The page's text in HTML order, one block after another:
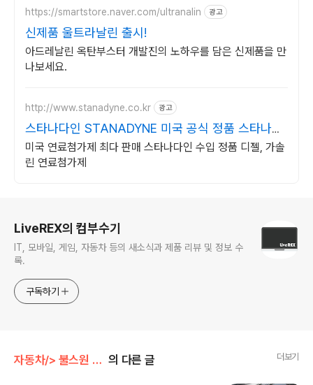
https://smartstore.naver.com/ultranalin 광고
신제품 울트라날린 출시!
아드레날린 옥탄부스터 개발진의 노하우를 담은 신제품을 만
나보세요.
http://www.stanadyne.co.kr 광고
스타나다인 STANADYNE 미국 공식 정품 스타나다
인
미국 연료첨가제 최다 판매 스타나다인 수입 정품 디젤, 가솔
린 연료첨가제
LiveREX의 컴부수기
IT, 모바일, 게임, 자동차 등의 새소식과 제품 리뷰 및 정보 수
록.
구독하기
자동차/> 불스원 관련 의 다른 글 더보기